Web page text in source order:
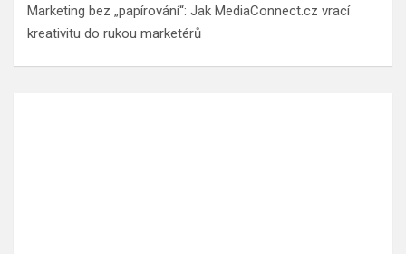
Marketing bez „papírování“: Jak MediaConnect.cz vrací
kreativitu do rukou marketérů